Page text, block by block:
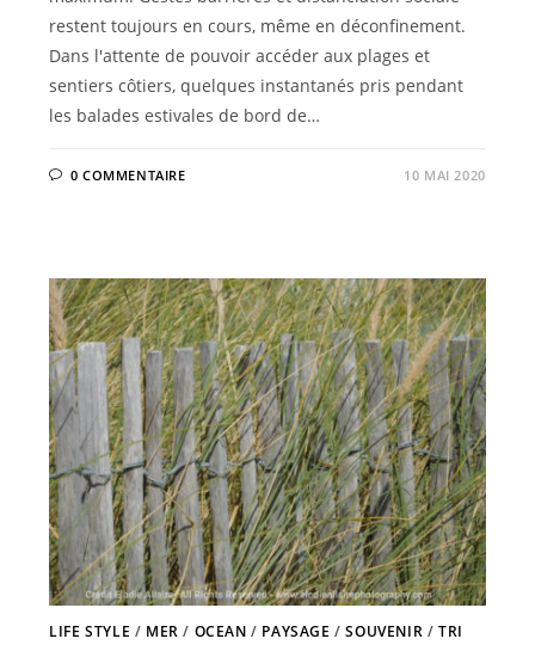
restent toujours en cours, même en déconfinement.
Dans l'attente de pouvoir accéder aux plages et
sentiers côtiers, quelques instantanés pris pendant
les balades estivales de bord de…
0 COMMENTAIRE 10 MAI 2020
LIFE STYLE / MER / OCEAN / PAYSAGE /SOUVENIR /TRI